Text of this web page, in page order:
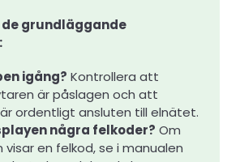
de grundläggande
igång? Kontrollera att
är påslagen och att
ordentligt ansluten till elnätet.
några felkoder? Om
visar en felkod, se i manualen